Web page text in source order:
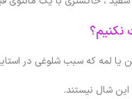
نکنیم؟
یا لمه که سبب شلوغی در
این شال نیستند.